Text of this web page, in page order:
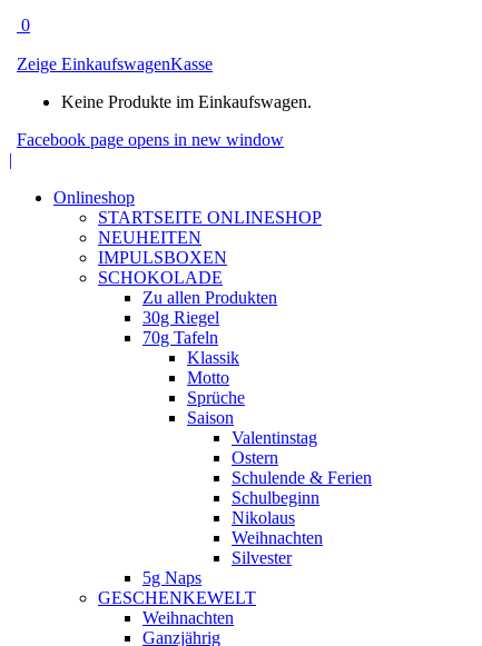
0
Zeige EinkaufswagenKasse
Keine Produkte im Einkaufswagen.
Facebook page opens in new window
|
Onlineshop
STARTSEITE ONLINESHOP
NEUHEITEN
IMPULSBOXEN
SCHOKOLADE
Zu allen Produkten
30g Riegel
70g Tafeln
Klassik
Motto
Sprüche
Saison
Valentinstag
Ostern
Schulende & Ferien
Schulbeginn
Nikolaus
Weihnachten
Silvester
5g Naps
GESCHENKEWELT
Weihnachten
Ganzjährig